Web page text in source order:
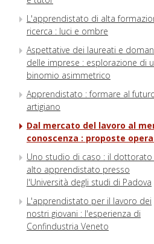
L'apprendistato di alta
ricerca : luci e ombre
Aspettative dei laureati e
delle imprese : esplorazione di
binomio asimmetrico
Apprendistato : formare al
artigiano
Dal mercato del lavoro al
conoscenza : proposte
Uno studio di caso : il dottorato
alto apprendistato presso
l'Università degli studi di Padova
L'apprendistato per il lavoro dei
nostri giovani : l'esperienza di
Confindustria Veneto